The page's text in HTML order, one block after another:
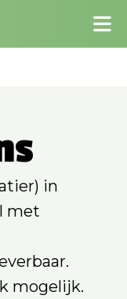
in
met
mogelijk.